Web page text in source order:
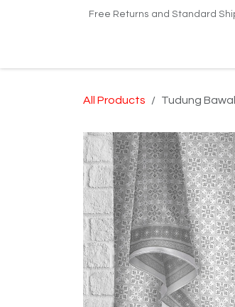
Free Returns and Standard
All Products Tudung